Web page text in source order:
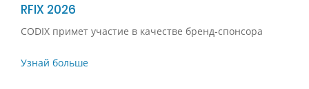
RFIX 2026
CODIX примет участие в качестве бренд-спонсора
Узнай больше